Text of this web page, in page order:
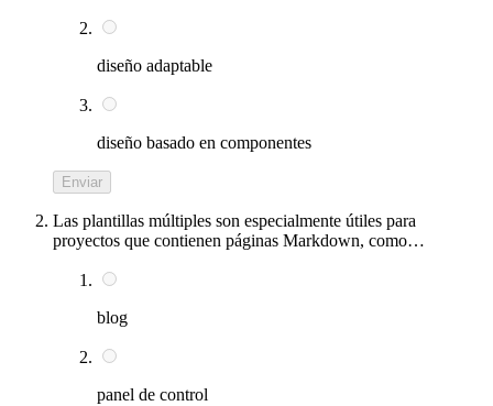
diseño adaptable
diseño basado en componentes
Enviar
Las plantillas múltiples son especialmente útiles para
proyectos que contienen páginas Markdown, como…
blog
panel de control